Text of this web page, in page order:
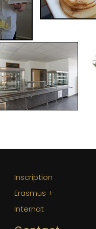
Inscription
Erasmus +
Internat